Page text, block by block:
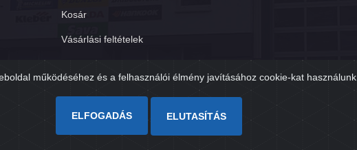
működéséhez és a felhasználói élmény javításához cookie-kat használunk.
ELFOGADÁS ELUTASÍTÁS
Kosár
Vásárlási feltételek
Árukereső.hu